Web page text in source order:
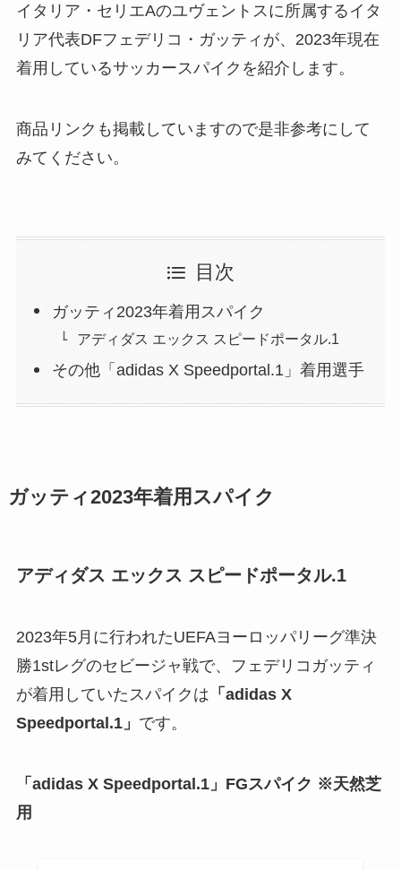
イタリア・セリエAのユヴェントスに所属するイタ
リア代表DFフェデリコ・ガッティが、2023年現在
着用しているサッカースパイクを紹介します。
商品リンクも掲載していますので是非参考にして
みてください。
目次
ガッティ2023年着用スパイク
アディダス エックス スピードポータル.1
その他「adidas X Speedportal.1」着用選手
ガッティ2023年着用スパイク
アディダス エックス スピードポータル.1
2023年5月に行われたUEFAヨーロッパリーグ準決
勝1stレグのセビージャ戦で、フェデリコガッティ
が着用していたスパイクは 「adidas X
Speedportal.1」 です。
「adidas X Speedportal.1」FGスパイク ※天然芝
用